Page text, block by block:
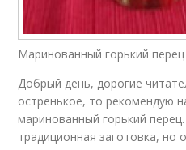
Маринованный горький
Добрый день, дорогие
остренькое, то рекомендую
маринованный горький
традиционная заготовка, но